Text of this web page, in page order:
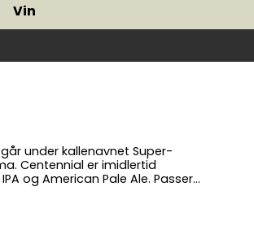
Vin
under kallenavnet Super-
Centennial er imidlertid